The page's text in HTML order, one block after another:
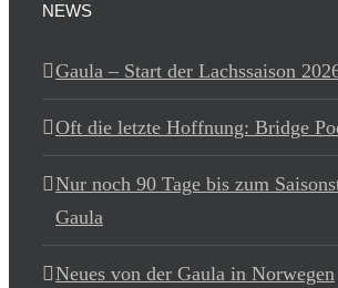
NEWS
Gaula – Start der Lachssaison
Oft die letzte Hoffnung: Bridge
Nur noch 90 Tage bis zum
Gaula
Neues von der Gaula in Norwegen